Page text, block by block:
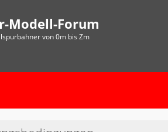
Modell-Forum
von 0m bis Zm